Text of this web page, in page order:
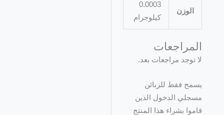
الوزن
0.0003
كيلوجرام
المراجعات
لا توجد مراجعات بعد.
يسمح فقط للزبائن
مسجلي الدخول الذين
قاموا بشراء هذا المنتج